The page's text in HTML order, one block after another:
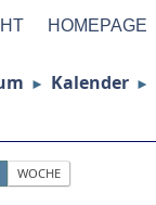
HOMEPAGE
► Kalender ►
WOCHE